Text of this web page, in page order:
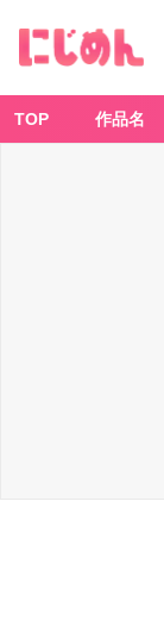
TOP 作品名